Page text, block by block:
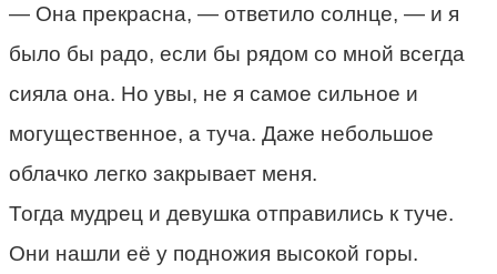
— Она прекрасна, — ответило солнце, — и я
было бы радо, если бы рядом со мной всегда
сияла она. Но увы, не я самое сильное и
могущественное, а туча. Даже небольшое
облачко легко закрывает меня.
Тогда мудрец и девушка отправились к туче.
Они нашли её у подножия высокой горы.